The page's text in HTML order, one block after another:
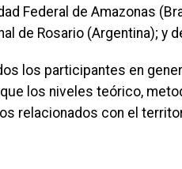
Federal de Amazonas
de Rosario (Argentina); y
los participantes en
los niveles teórico,
relacionados con el